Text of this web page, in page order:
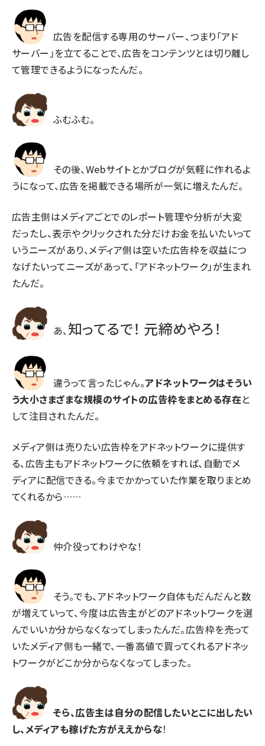
広告を配信する専用のサーバー、つまり「アド
サーバー」を立てることで、広告をコンテンツとは切り離し
て管理できるようになったんだ。
ふむふむ。
その後、Webサイトとかブログが気軽に作れるよ
うになって、広告を掲載できる場所が一気に増えたんだ。
広告主側はメディアごとでのレポート管理や分析が大変
だったし、表示やクリックされた分だけお金を払いたいって
いうニーズがあり、メディア側は空いた広告枠を収益につ
なげたいってニーズがあって、「アドネットワーク」が生まれ
たんだ。
あ、知ってるで！ 元締めやろ！
違うって言ったじゃん。アドネットワークはそうい
う大小さまざまな規模のサイトの広告枠をまとめる存在と
して注目されたんだ。
メディア側は売りたい広告枠をアドネットワークに提供す
る、広告主もアドネットワークに依頼をすれば、自動でメ
ディアに配信できる。今までかかっていた作業を取りまとめ
てくれるから……
仲介役ってわけやな！
そう。でも、アドネットワーク自体もだんだんと数
が増えていって、今度は広告主がどのアドネットワークを選
んでいいか分からなくなってしまったんだ。広告枠を売って
いたメディア側も一緒で、一番高値で買ってくれるアドネッ
トワークがどこか分からなくなってしまった。
そら、広告主は自分の配信したいとこに出したい
し、メディアも稼げた方がええからな！